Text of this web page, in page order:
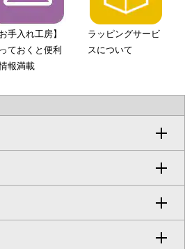
お手入れ工房】
ておくと便利
報満載
ラッピングサービ
スについて